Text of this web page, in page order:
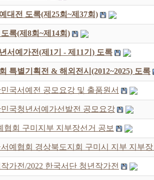
대전 도록(제25회~제37회)
록(제8회~제14회)
서예가전(제1기 - 제11기) 도록
특별기획전 & 해외전시(2012~2025) 도록
국서예전 공모요강 및 출품원서
국청년서예가선발전 공모요강
협회 구미지부 지부장선거 공보
서예협회 경상북도지회 구미시 지부 지부
가전/2022 한국서단 청년작가전